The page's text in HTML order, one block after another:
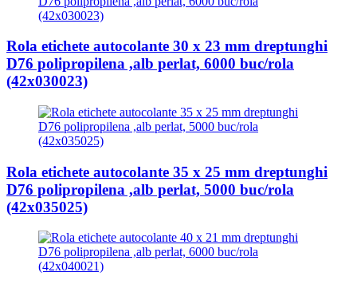
Rola etichete autocolante 30 x 23 mm dreptunghi
D76 polipropilena ,alb perlat, 6000 buc/rola
(42x030023)
Rola etichete autocolante 35 x 25 mm dreptunghi
D76 polipropilena ,alb perlat, 5000 buc/rola
(42x035025)